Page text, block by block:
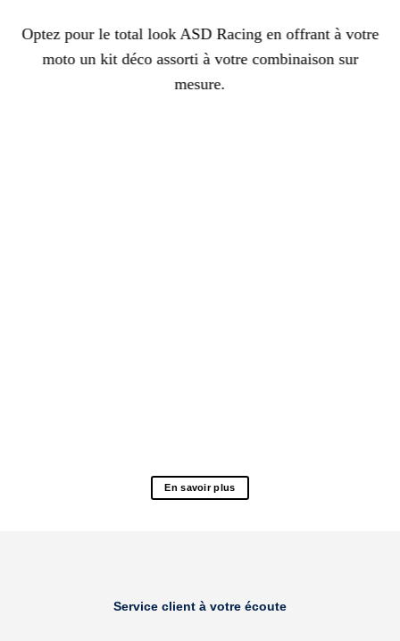
Optez pour le total look ASD Racing en offrant à votre
moto un kit déco assorti à votre combinaison sur
mesure.
En savoir plus
Service client à votre écoute